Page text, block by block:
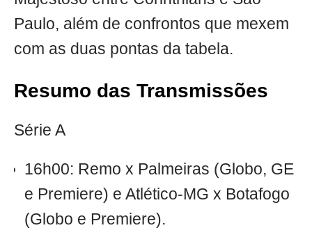
Paulo, além de confrontos que mexem
com as duas pontas da tabela.
Resumo das Transmissões
Série A
16h00: Remo x Palmeiras (Globo, GE
e Premiere) e Atlético-MG x Botafogo
(Globo e Premiere).